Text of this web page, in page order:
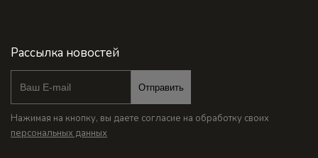
Рассылка новостей
Отправить
Нажимая на кнопку, вы даете согласие на обработку своих
персональных данных